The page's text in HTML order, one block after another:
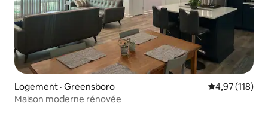
Logement · Greensboro Note
4,97 (118)
Maison moderne rénovée